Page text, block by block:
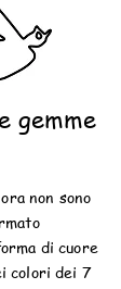
gemme
non sono
di cuore
colori dei 7